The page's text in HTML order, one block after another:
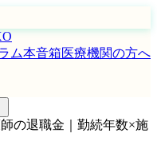
ム本音箱医療機関の方へ
の退職金｜勤続年数×施